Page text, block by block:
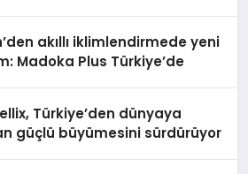
akıllı iklimlendirmede yeni
Madoka Plus Türkiye’de
Türkiye’den dünyaya
güçlü büyümesini sürdürüyor